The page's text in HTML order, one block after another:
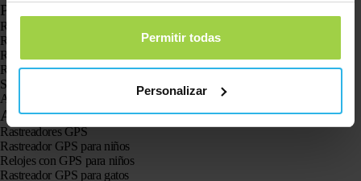
Permitir todas
Personalizar
Productos
Rastreador GPS Spotter X10
Reloj GPS Spotter Senior
Reloj GPS Spotter Explorer
Reloj GPS Spotter para niños
Spotter CatX
Animal Spotter
Aplicaciones
Rastreadores GPS
Rastreador GPS para niños
Relojes con GPS para niños
Rastreador GPS para gatos